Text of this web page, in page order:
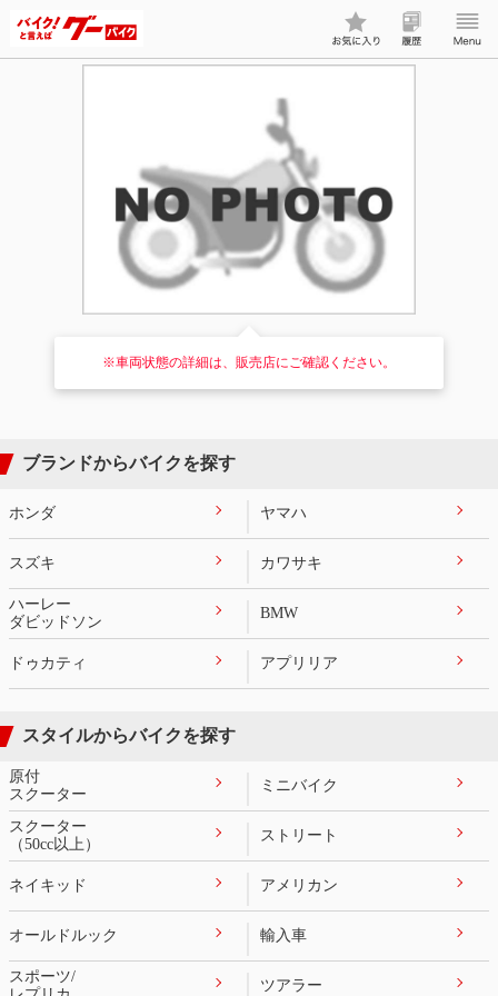
※車両状態の詳細は、販売店にご確認ください。
ブランドからバイクを探す
ホンダ ヤマハ
スズキ カワサキ
ハーレー
ダビッドソン
BMW
ドゥカティ アプリリア
スタイルからバイクを探す
原付
スクーター
ミニバイク
スクーター
（50cc以上）
ストリート
ネイキッド アメリカン
オールドルック 輸入車
スポーツ/
ツアラー